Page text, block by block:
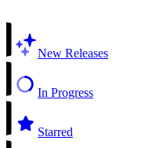
New Releases
In Progress
Starred